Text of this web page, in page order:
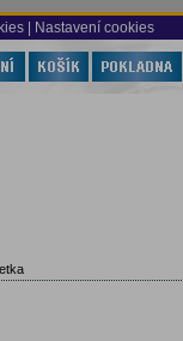
| Nastavení cookies